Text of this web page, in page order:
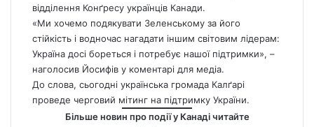
відділення Конґресу українців Канади.
«Ми хочемо подякувати Зеленському за його
стійкість і водночас нагадати іншим світовим лідерам:
Україна досі бореться і потребує нашої підтримки», –
наголосив Йосифів у коментарі для медіа.
До слова, сьогодні українська громада Калґарі
проведе черговий мітинг на підтримку України.
Більше новин про події у Канаді читайте